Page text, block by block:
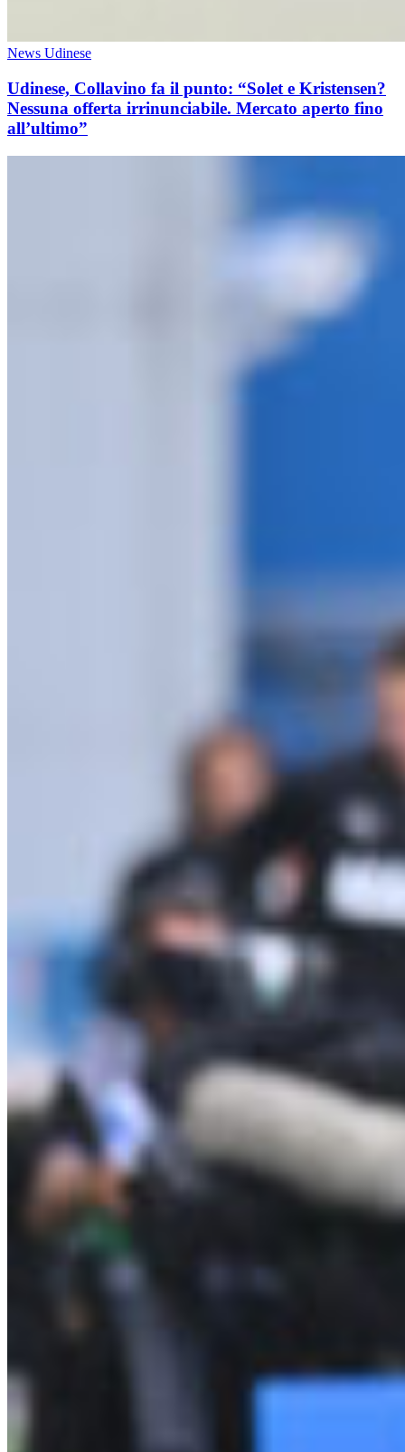
News Udinese
Udinese, Collavino fa il punto: “Solet e Kristensen?
Nessuna offerta irrinunciabile. Mercato aperto fino
all’ultimo”